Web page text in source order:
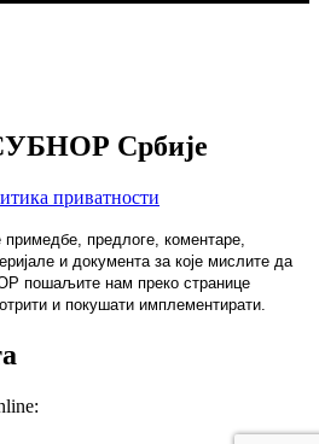
Србије
приватности
предлоге, коментаре,
и документа за које мислите да
пошаљите нам преко странице
и покушати имплементирати.